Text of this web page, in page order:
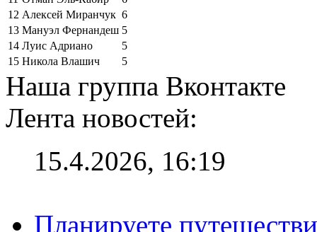
12 Алексей Миранчук 6
13 Мануэл Фернандеш 5
14 Луис Адриано
5
15 Никола Влашич 5
Наша группа Вконтакте
Лента новостей:
15.4.2026, 16:19
Планируете